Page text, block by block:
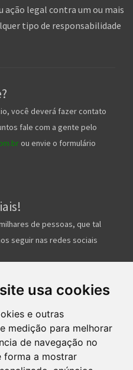
usa cookies
e outras
medição para melhorar
de navegação no
forma a mostrar
ação legal contra um ou mais
tipo de responsabilidade
você deverá fazer contato
fale com a gente pelo
ou envie o formulário
de pessoas, que tal
seguir nas redes sociais
Faça seu cadastro